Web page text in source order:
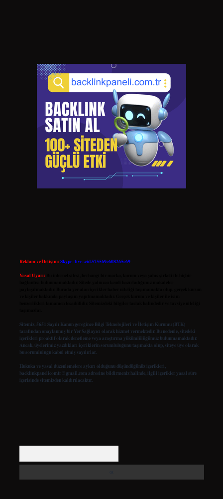
Reklam ve İletişim:Skype: live:.cid.575569c608265c69
Yasal Uyarı:
Sitemiz, 5651 Sayılı Kanun gereğince Bilgi Teknolojileri ve İletişim Kurumu (BTK)
tarafından onaylanmış bir Yer Sağlayıcı olarak hizmet vermektedir. Bu nedenle, sitedeki
içerikleri proaktif olarak denetleme veya araştırma yükümlülüğümüz bulunmamaktadır.
Ancak, üyelerimiz yazdıkları içeriklerin sorumluluğunu taşımakta olup, siteye üye olarak
bu sorumluluğu kabul etmiş sayılırlar.
Hukuka ve yasal düzenlemelere aykırı olduğunu düşündüğünüz içerikleri,
backlinkpanelicomtr@gmail.com adresine bildirmeniz halinde, ilgili içerikler yasal süre
içerisinde sitemizden kaldırılacaktır.